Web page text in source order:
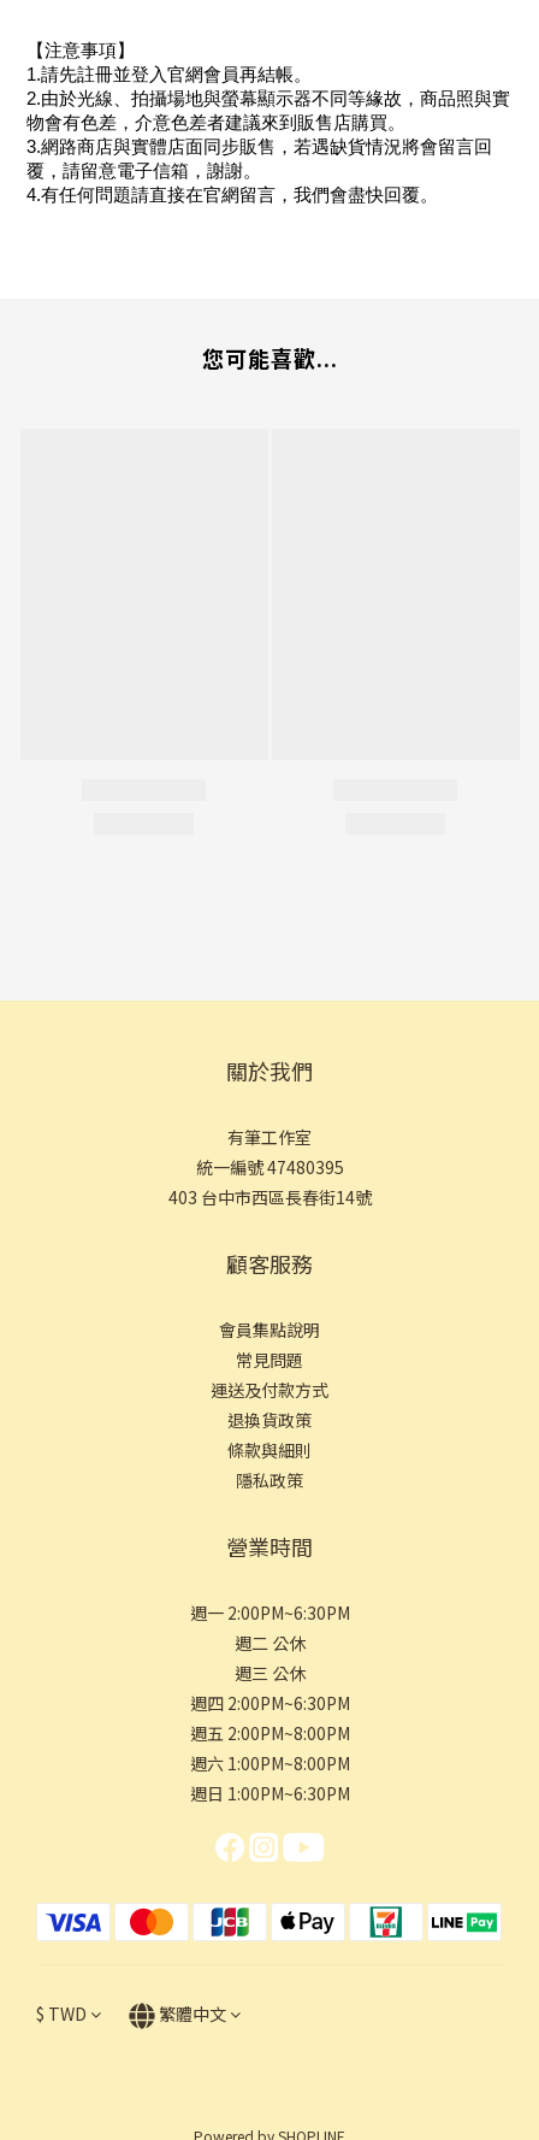
【注意事項】
1.請先註冊並登入官網會員再結帳。
2.由於光線、拍攝場地與螢幕顯示器不同等緣故，商品照與實
物會有色差，介意色差者建議來到販售店購買。
3.網路商店與實體店面同步販售，若遇缺貨情況將會留言回
覆，請留意電子信箱，謝謝。
4.有任何問題請直接在官網留言，我們會盡快回覆。
您可能喜歡...
關於我們
有筆工作室
統一編號 47480395
403 台中市西區長春街14號
顧客服務
會員集點說明
常見問題
運送及付款方式
退換貨政策
條款與細則
隱私政策
營業時間
週一 2:00PM~6:30PM
週二 公休
週三 公休
週四 2:00PM~6:30PM
週五 2:00PM~8:00PM
週六 1:00PM~8:00PM
週日 1:00PM~6:30PM
$ TWD 繁體中文
Powered by SHOPLINE